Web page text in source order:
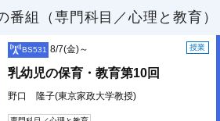
番組（専門科目／心理と教育）
BS531 授業
8/7(金)～
乳幼児の保育・教育第10回
野口 隆子(東京家政大学教授)